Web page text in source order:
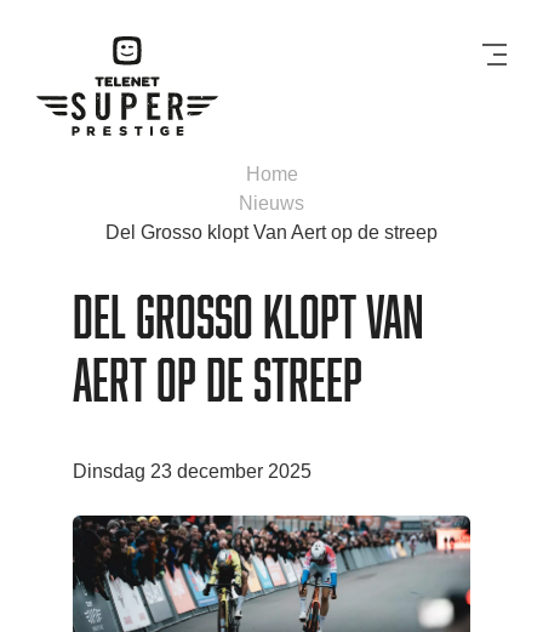
Home
Nieuws
Del Grosso klopt Van Aert op de streep
Del Grosso klopt Van
Aert op de streep
Dinsdag 23 december 2025